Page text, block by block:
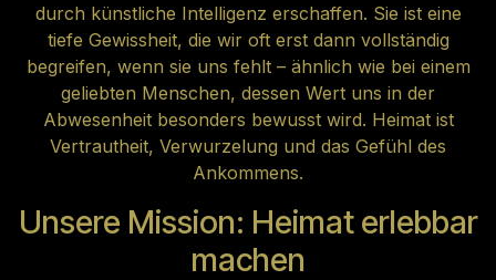
durch künstliche Intelligenz erschaffen. Sie ist eine
tiefe Gewissheit, die wir oft erst dann vollständig
begreifen, wenn sie uns fehlt – ähnlich wie bei einem
geliebten Menschen, dessen Wert uns in der
Abwesenheit besonders bewusst wird. Heimat ist
Vertrautheit, Verwurzelung und das Gefühl des
Ankommens.
Unsere Mission: Heimat erlebbar
machen